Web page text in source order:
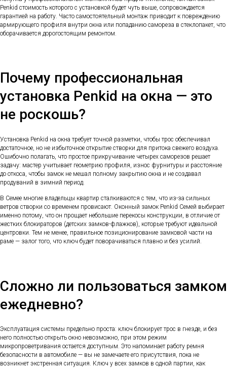
Penkid стоимость которого с установкой будет чуть выше, сопровождается
гарантией на работу. Часто самостоятельный монтаж приводит к повреждению
армирующего профиля внутри окна или попаданию самореза в стеклопакет, что
оборачивается дорогостоящим ремонтом.
Почему профессиональная
установка Penkid на окна — это
не роскошь?
Установка Penkid на окна требует точной разметки, чтобы трос обеспечивал
достаточное, но не избыточное открытие створки для притока свежего воздуха.
Ошибочно полагать, что простое прикручивание четырех саморезов решает
задачу: мастер учитывает геометрию профиля, износ фурнитуры и расстояние
до откоса, чтобы замок не мешал полному закрытию окна и не создавал
продуваний в зимний период.
В Семее многие владельцы квартир сталкиваются с тем, что из-за сильных
ветров створки со временем провисают. Оконный замок Penkid Семей выбирает
именно потому, что он прощает небольшие перекосы конструкции, в отличие от
жестких блокираторов (детских замков-флажков), которые требуют идеальной
центровки. Тем не менее, правильное позиционирование замковой части на
раме — залог того, что ключ будет поворачиваться плавно и без усилий.
Сложно ли пользоваться замком
ежедневно?
Эксплуатация системы предельно проста: ключ блокирует трос в гнезде, и без
него полностью открыть окно невозможно, при этом режим
микропроветривания остается доступным. Это напоминает работу ремня
безопасности в автомобиле — вы не замечаете его присутствия, пока не
возникнет экстренная ситуация. Ключ у всех замков в одной партии, как